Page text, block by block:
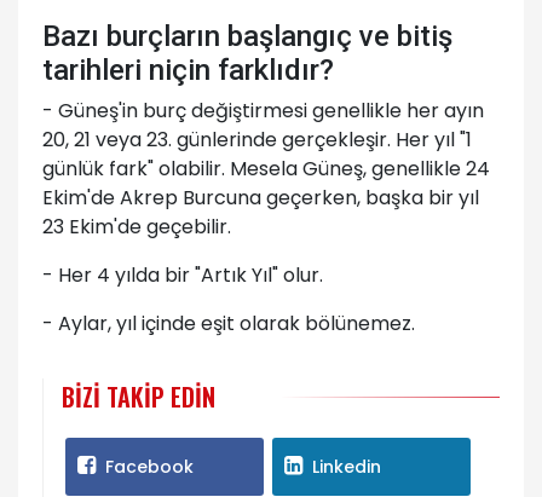
Bazı burçların başlangıç ve bitiş
tarihleri niçin farklıdır?
- Güneş'in burç değiştirmesi genellikle her ayın
20, 21 veya 23. günlerinde gerçekleşir. Her yıl "1
günlük fark" olabilir. Mesela Güneş, genellikle 24
Ekim'de Akrep Burcuna geçerken, başka bir yıl
23 Ekim'de geçebilir.
- Her 4 yılda bir "Artık Yıl" olur.
- Aylar, yıl içinde eşit olarak bölünemez.
BIZI TAKIP EDIN
Facebook Linkedin